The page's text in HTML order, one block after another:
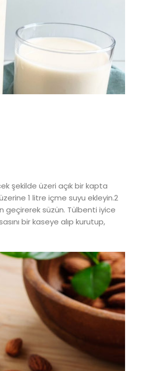
şekilde üzeri açık bir kapta
1 litre içme suyu ekleyin.2
süzün. Tülbenti iyice
bir kaseye alıp kurutup,